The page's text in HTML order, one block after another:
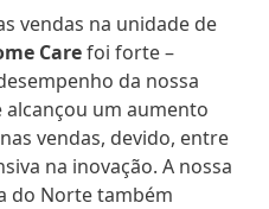
vendas na unidade de
Carefoi forte –
da nossa
alcançou um aumento
vendas, devido, entre
na inovação. A nossa
do Norte também